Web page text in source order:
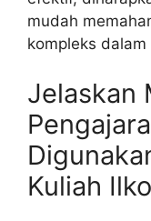
mudah
kompleks dalam
Jelaskan
Kuliah